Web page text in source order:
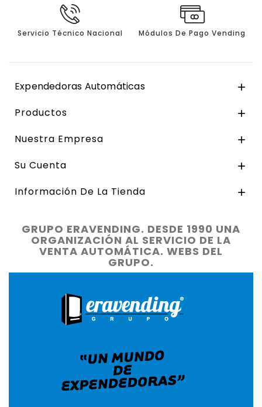
Servicio Técnico Nacional Módulos De Pago Vending
Expendedoras Automáticas 
Productos 
Nuestra Empresa 
Su Cuenta 
Información De La Tienda 
GRUPO ERAVENDING. DESDE 1990 UNA
ORGANIZACIÓN AL SERVICIO DE LA
VENTA AUTOMÁTICA. WEBS DEL
GRUPO.